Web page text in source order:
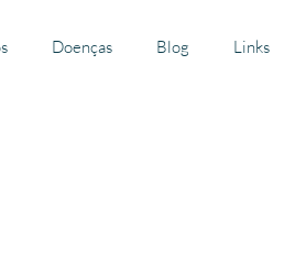
Doenças Blog Links